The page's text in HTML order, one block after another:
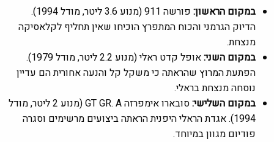
במקום הראשון:
פורשה 911 (מנוע 3.6 ליטר, מודל 1994).
הדיוק הגרמני והכוח המתפרץ הוכיחו שאין תחליף לקלאסיקה
מנצחת.
במקום השני:
אופל קדט ראלי (מנוע 2.2 ליטר, מודל 1979).
הפתעת המרוץ שהראתה כי משקל קל והנעה אחורית הם עדיין
נוסחה מנצחת בראלי.
במקום השלישי:
סובארו אימפרזה GT GR. A (מנוע 2 ליטר, מודל
1994). אגדת הראלי היפנית הראתה ביצועים מרשימים וסגרה
פודיום מגוון במיוחד.